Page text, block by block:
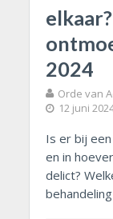
2024
Orde van
12 juni
Is er bij
en in
delict?